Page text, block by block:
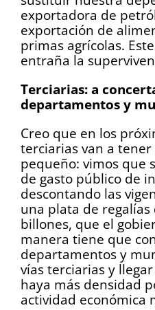
exportadora de
exportación de
primas agrícolas.
entraña la
Terciarias: a
departamentos y
Creo que en los
terciarias van a
pequeño: vimos que
de gasto público de
descontando las
una plata de regalías
billones, que el
manera tiene que
departamentos y
vías terciarias y
haya más densidad
actividad económica